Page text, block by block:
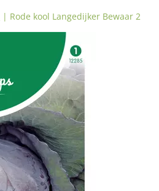
Rode kool Langedijker Bewaar 2